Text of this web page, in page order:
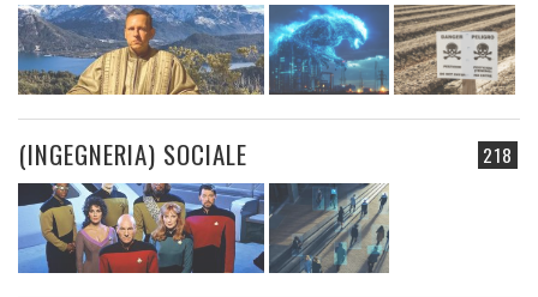
218
(INGEGNERIA) SOCIALE